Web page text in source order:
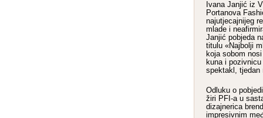
Ivana Janjić iz
Portanova
najutjecajnijeg
mlade i
Janjić pobjeda
titulu «Najbolji
koja sobom
kuna i
spektakl, tjedan
Odluku o
žiri PFI-a u
dizajnerica
impresivnim